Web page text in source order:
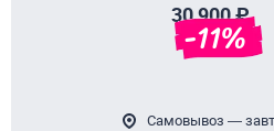
30 900 ₽
-11%
Самовывоз —